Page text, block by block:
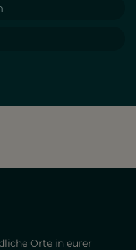
Orte in eurer